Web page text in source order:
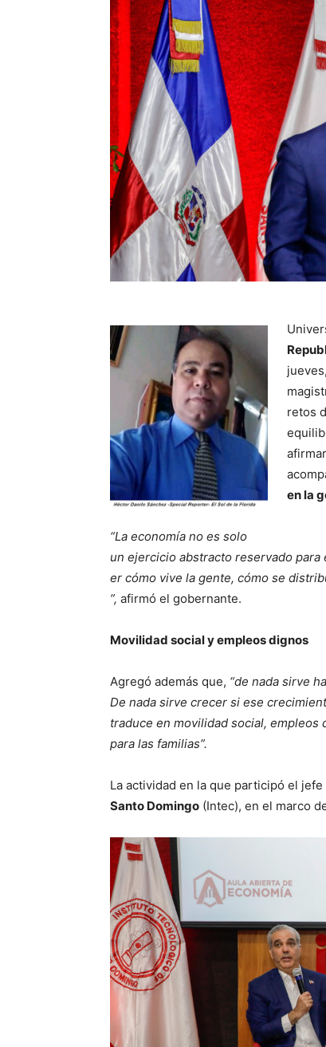
retos
en la
“La economía no es solo
un ejercicio abstracto reservado
er cómo vive la gente, cómo se
”, afirmó el gobernante.
Movilidad social y empleos dignos
Agregó además que, “de nada sirve
De nada sirve crecer si ese
traduce en movilidad social,
para las familias”.
La actividad en la que participó el
Santo Domingo (Intec), en el marco